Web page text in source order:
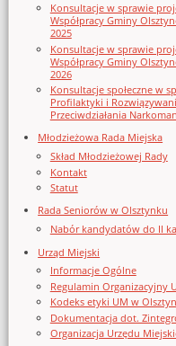
Konsultacje w sprawie
Współpracy Gminy
2025
Konsultacje w sprawie
Współpracy Gminy
2026
Konsultacje społeczne w
Profilaktyki i
Przeciwdziałania
Młodzieżowa Rada Miejska
Skład Młodzieżowej Rady
Kontakt
Statut
Rada Seniorów w Olsztynku
Nabór kandydatów do II
Urząd Miejski
Informacje Ogólne
Regulamin Organizacyjny
Kodeks etyki UM w
Dokumentacja dot.
Organizacja Urzędu